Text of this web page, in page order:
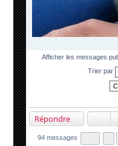
Afficher les messages
Trier par
Répondre
94 messages